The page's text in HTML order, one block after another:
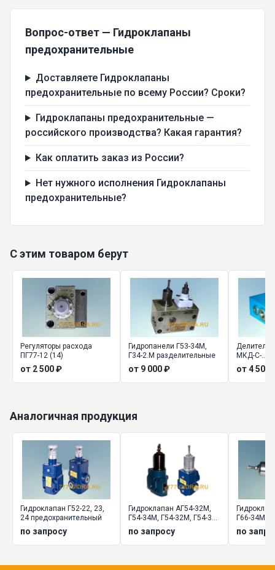
Вопрос-ответ — Гидроклапаны
предохранительные
Доставляете Гидроклапаны
предохранительные по всему России? Сроки?
Гидроклапаны предохранительные —
российского производства? Какая гарантия?
Как оплатить заказ из России?
Нет нужного исполнения Гидроклапаны
предохранительные?
С этим товаром берут
Регуляторы расхода
ПГ77-12 (14)
от 2 500 ₽
Гидропанели Г53-34М,
Г34-2.М разделительные
от 9 000 ₽
Делители
МКД-С-...
от 4 500
Аналогичная продукция
Гидроклапан Г52-22, 23,
24 предохранительный
по запросу
Гидроклапан АГ54-32М,
Г54-34М, Г54-32М, Г54-34,
по запросу
Г66-34М,
по